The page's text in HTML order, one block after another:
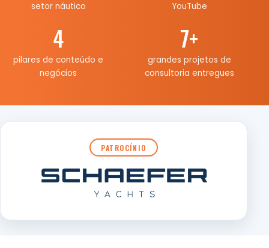
setor náutico
YouTube
4
pilares de conteúdo e
negócios
7+
grandes projetos de
consultoria entregues
PATROCÍNIO